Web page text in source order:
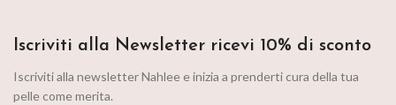
Iscriviti alla Newsletter ricevi 10% di sconto
Iscriviti alla newsletter Nahlee e inizia a prenderti cura della tua
pelle come merita.